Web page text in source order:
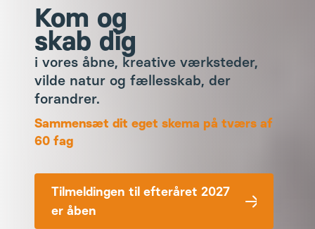
Kom og
skab dig
i vores åbne, kreative værksteder,
vilde natur og fællesskab, der
forandrer.
Sammensæt dit eget skema på tværs af
60 fag
Tilmeldingen til efteråret 2027
er åben